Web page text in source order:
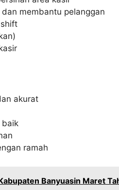
membantu pelanggan
akurat
baik
ramah
Banyuasin Maret